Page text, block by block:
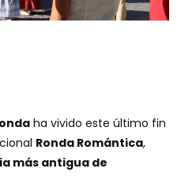
ha vivido este último fin
Ronda Romántica,
más antigua de